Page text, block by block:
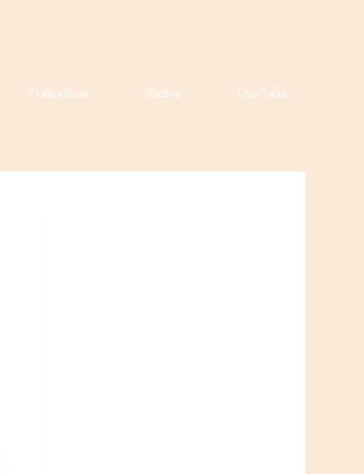
Trabalhos Sobre Contato